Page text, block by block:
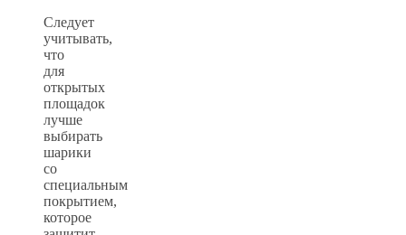
Следует
учитывать,
что
для
открытых
площадок
лучше
выбирать
шарики
со
специальным
покрытием,
которое